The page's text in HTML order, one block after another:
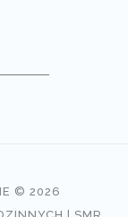
© 2026